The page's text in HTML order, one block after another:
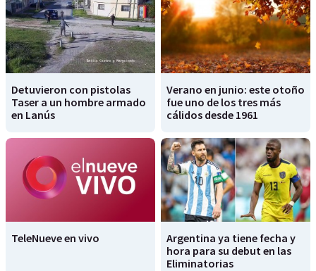
Detuvieron con pistolas
Taser a un hombre armado
en Lanús
Verano en junio: este otoño
fue uno de los tres más
cálidos desde 1961
TeleNueve en vivo
Argentina ya tiene fecha y
hora para su debut en las
Eliminatorias